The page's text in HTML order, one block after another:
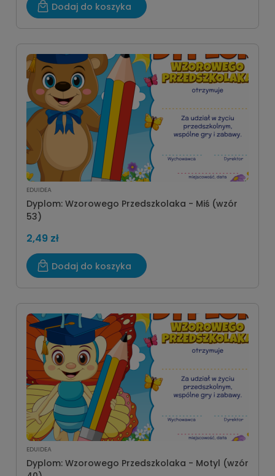
Dodaj do koszyka
EDUIDEA
Dyplom: Wzorowego Przedszkolaka - Miś (wzór
53)
2,49 zł
Dodaj do koszyka
EDUIDEA
Dyplom: Wzorowego Przedszkolaka - Motyl (wzór